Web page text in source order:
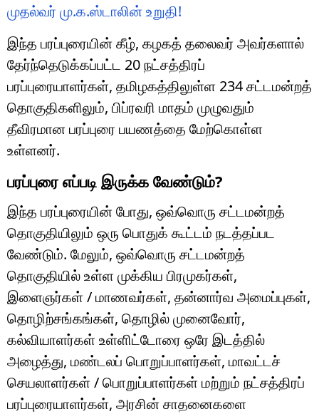
முதல்வர் மு.க.ஸ்டாலின் உறுதி!
இந்த பரப்புரையின் கீழ், கழகத் தலைவர் அவர்களால்
தேர்ந்தெடுக்கப்பட்ட 20 நட்சத்திரப்
பரப்புரையாளர்கள், தமிழகத்திலுள்ள 234 சட்டமன்றத்
தொகுதிகளிலும், பிப்ரவரி மாதம் முழுவதும்
தீவிரமான பரப்புரை பயணத்தை மேற்கொள்ள
உள்ளனர்.
பரப்புரை எப்படி இருக்க வேண்டும்?
இந்த பரப்புரையின் போது, ஒவ்வொரு சட்டமன்றத்
தொகுதியிலும் ஒரு பொதுக் கூட்டம் நடத்தப்பட
வேண்டும். மேலும், ஒவ்வொரு சட்டமன்றத்
தொகுதியில் உள்ள முக்கிய பிரமுகர்கள்,
இளைஞர்கள் / மாணவர்கள், தன்னார்வ அமைப்புகள்,
தொழிற்சங்கங்கள், தொழில் முனைவோர்,
கல்வியாளர்கள் உள்ளிட்டோரை ஒரே இடத்தில்
அழைத்து, மண்டலப் பொறுப்பாளர்கள், மாவட்டச்
செயலாளர்கள் / பொறுப்பாளர்கள் மற்றும் நட்சத்திரப்
பரப்புரையாளர்கள், அரசின் சாதனைகளை